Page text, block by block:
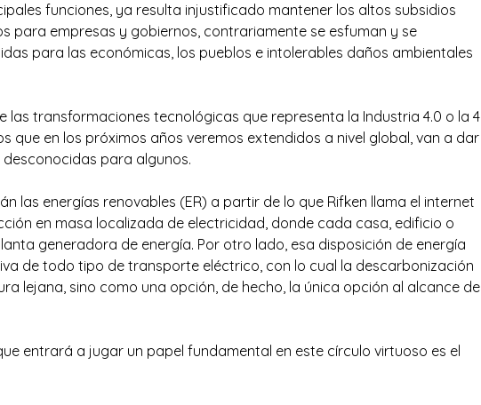
funciones, ya resulta injustificado mantener los altos subsidios
para empresas y gobiernos, contrariamente se esfuman y se
para las económicas, los pueblos e intolerables daños ambientales
las transformaciones tecnológicas que representa la Industria 4.0 o la 4
que en los próximos años veremos extendidos a nivel global, van a dar
para algunos.
las energías renovables (ER) a partir de lo que Rifken llama el internet
en masa localizada de electricidad, donde cada casa, edificio o
generadora de energía. Por otro lado, esa disposición de energía
de todo tipo de transporte eléctrico, con lo cual la descarbonización
lejana, sino como una opción, de hecho, la única opción al alcance de
entrará a jugar un papel fundamental en este círculo virtuoso es el